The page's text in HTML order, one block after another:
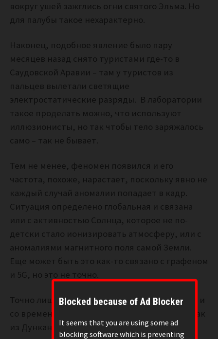
Blocked because of Ad Blocker
It seems that you are using some ad
blocking software which is preventing
вокруг ушей зажглись огни святого Эльма. Но
для палубы такое нехарактерно.
Наконец, подобное явление было пару
месяцев назад снято туристами где-то в
Саудовской Аравии – там у туристов из
пальцев вылетали светящие
электростатические разряды. В лаборатории
такое проделать можно, что используют
иллюзионисты, но так чтобы тело заряжалось
само – так не бывает.
Тем не менее, феномен появился и его
частота, похоже, нарастает, поскольку явно не
каждый случай аномалии попадает в кадр.
Ситуация определено глобальная и связана
или с активностью Солнца, которое не по-
детски стало ионизировать атмосферу, или с
аномалиями магнитного поля самой Земли.
Еще может быть это как-то связано с графеном
и 5G, но это не точно.
Точно лишь то, что явление будет нарастать и
со временем из людей будут бить молнии, как
из Дункана Маклауда, а некоторые смогут